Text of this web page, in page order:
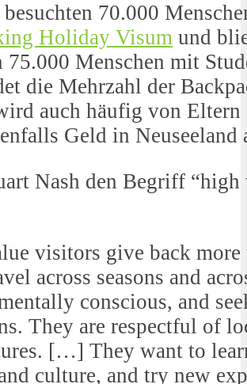
70.000
Holiday Visum und
75.000 Menschen mit
die Mehrzahl der
auch häufig von Eltern
Geld in Neuseeland
Nash den Begriff “high
visitors give back more
across seasons and
conscious, and
They are respectful of
[…] They want to
culture, and try new